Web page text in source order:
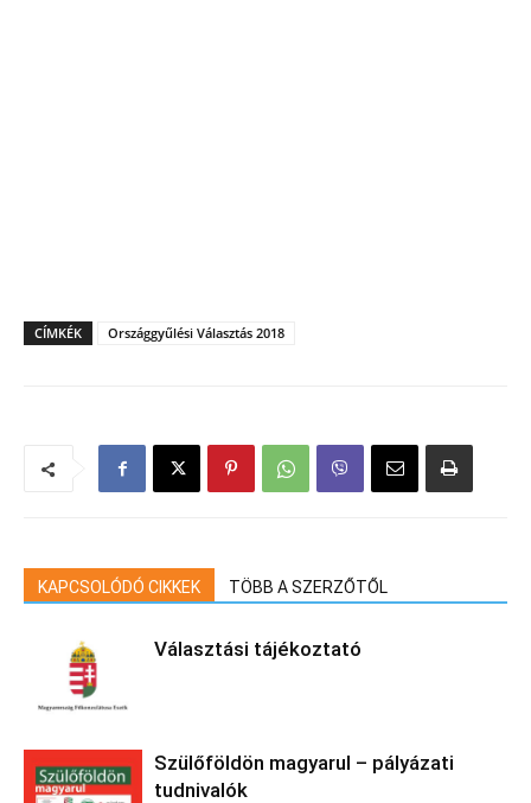
CÍMKÉK Országgyűlési Választás 2018
KAPCSOLÓDÓ CIKKEK TÖBB A SZERZŐTŐL
Választási tájékoztató
Szülőföldön magyarul – pályázati
tudnivalók